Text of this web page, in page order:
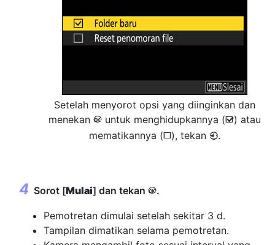
Setelah menyorot opsi yang diinginkan dan
menekan J untuk menghidupkannya (M) atau
mematikannya (U), tekan 4.
Sorot [Mulai] dan tekan J.
Pemotretan dimulai setelah sekitar 3 d.
Tampilan dimatikan selama pemotretan.